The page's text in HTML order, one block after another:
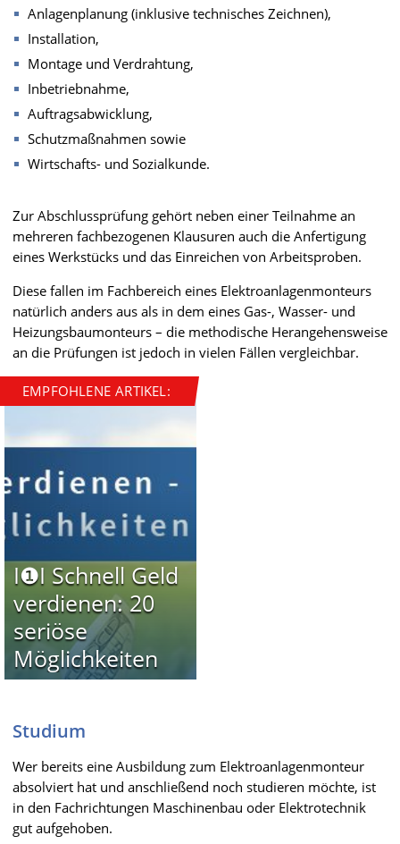
Anlagenplanung (inklusive technisches Zeichnen),
Installation,
Montage und Verdrahtung,
Inbetriebnahme,
Auftragsabwicklung,
Schutzmaßnahmen sowie
Wirtschafts- und Sozialkunde.
Zur Abschlussprüfung gehört neben einer Teilnahme an
mehreren fachbezogenen Klausuren auch die Anfertigung
eines Werkstücks und das Einreichen von Arbeitsproben.
Diese fallen im Fachbereich eines Elektroanlagenmonteurs
natürlich anders aus als in dem eines Gas-, Wasser- und
Heizungsbaumonteurs – die methodische Herangehensweise
an die Prüfungen ist jedoch in vielen Fällen vergleichbar.
EMPFOHLENE ARTIKEL:
I❶I Schnell Geld
verdienen: 20
seriöse
Möglichkeiten
Studium
Wer bereits eine Ausbildung zum Elektroanlagenmonteur
absolviert hat und anschließend noch studieren möchte, ist
in den Fachrichtungen Maschinenbau oder Elektrotechnik
gut aufgehoben.